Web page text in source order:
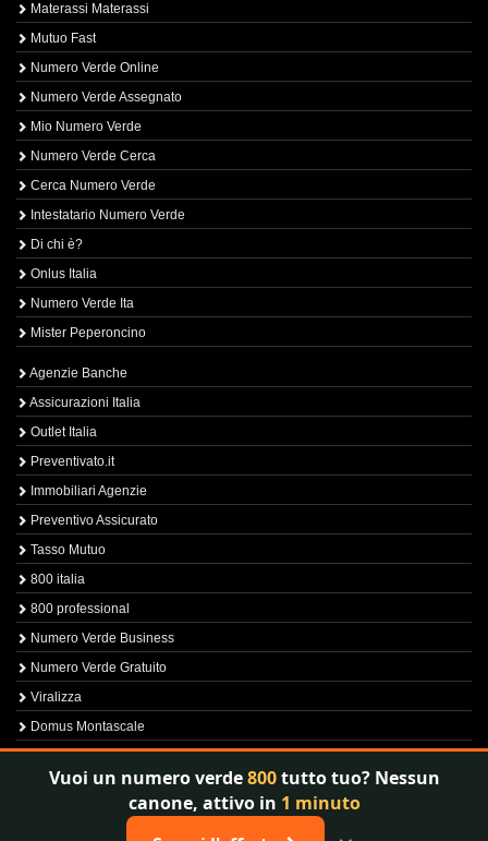
Materassi Materassi
Mutuo Fast
Numero Verde Online
Numero Verde Assegnato
Mio Numero Verde
Numero Verde Cerca
Cerca Numero Verde
Intestatario Numero Verde
Di chi è?
Onlus Italia
Numero Verde Ita
Mister Peperoncino
Agenzie Banche
Assicurazioni Italia
Outlet Italia
Preventivato.it
Immobiliari Agenzie
Preventivo Assicurato
Tasso Mutuo
800 italia
800 professional
Numero Verde Business
Numero Verde Gratuito
Viralizza
Domus Montascale
Sprint800
Verfica Numero Verde
Vuoi un numero verde800tutto tuo? Nessun
canone, attivo in 1 minuto